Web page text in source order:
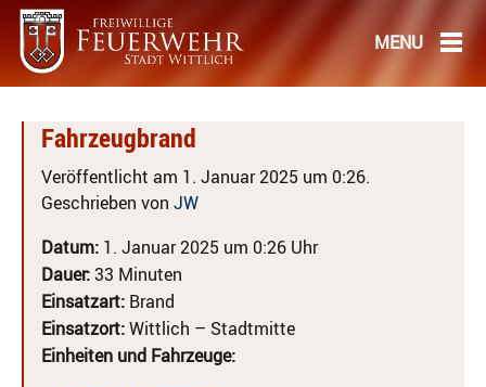
Fahrzeugbrand
Veröffentlicht am 1. Januar 2025 um 0:26.
Geschrieben von JW
Datum: 1. Januar 2025 um 0:26 Uhr
Dauer:33 Minuten
Einsatzart: Brand
Einsatzort:Wittlich – Stadtmitte
Einheiten und Fahrzeuge: